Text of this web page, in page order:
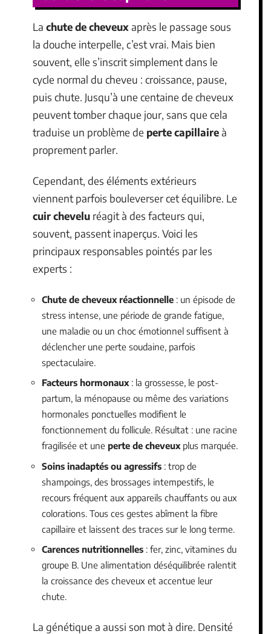
La chute de cheveuxaprès le passage sous
la douche interpelle, c’est vrai. Mais bien
souvent, elle s’inscrit simplement dans le
cycle normal du cheveu : croissance, pause,
puis chute. Jusqu’à une centaine de cheveux
peuvent tomber chaque jour, sans que cela
traduise un problème de perte capillaireà
proprement parler.
Cependant, des éléments extérieurs
viennent parfois bouleverser cet équilibre. Le
cuir chevelu réagit à des facteurs qui,
souvent, passent inaperçus. Voici les
principaux responsables pointés par les
experts :
Chute de cheveux réactionnelle : un épisode de
stress intense, une période de grande fatigue,
une maladie ou un choc émotionnel suffisent à
déclencher une perte soudaine, parfois
spectaculaire.
Facteurs hormonaux : la grossesse, le post-
partum, la ménopause ou même des variations
hormonales ponctuelles modifient le
fonctionnement du follicule. Résultat : une racine
fragilisée et une perte de cheveux plus marquée.
Soins inadaptés ou agressifs : trop de
shampoings, des brossages intempestifs, le
recours fréquent aux appareils chauffants ou aux
colorations. Tous ces gestes abîment la fibre
capillaire et laissent des traces sur le long terme.
Carences nutritionnelles : fer, zinc, vitamines du
groupe B. Une alimentation déséquilibrée ralentit
la croissance des cheveux et accentue leur
chute.
La génétique a aussi son mot à dire. Densité